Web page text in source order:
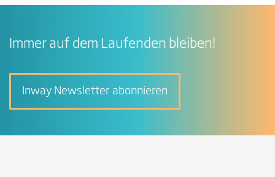
Immer auf dem Laufenden bleiben!
Inway Newsletter abonnieren